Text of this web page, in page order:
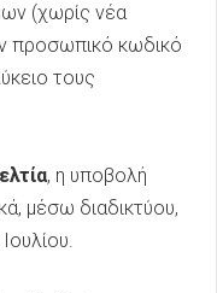
(χωρίς νέα
προσωπικό κωδικό
τους
, η υποβολή
μέσω διαδικτύου,